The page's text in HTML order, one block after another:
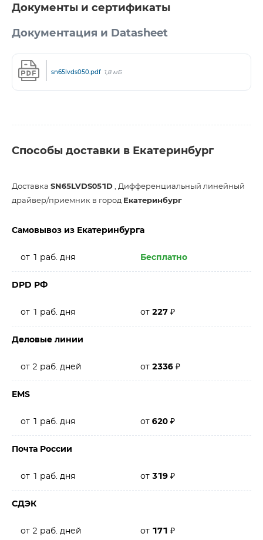
Документы и сертификаты
Документация и Datasheet
sn65lvds050.pdf 1,8 мБ
Способы доставки в Екатеринбург
Доставка SN65LVDS051D , Дифференциальный линейный
драйвер/приемник в город Екатеринбург
Самовывоз из Екатеринбурга
от 1 раб. дня Бесплатно
DPD РФ
от 1 раб. дня от 227 ₽
Деловые линии
от 2 раб. дней от 2336 ₽
EMS
от 1 раб. дня от 620 ₽
Почта России
от 1 раб. дня от 319 ₽
СДЭК
от 2 раб. дней от 171 ₽